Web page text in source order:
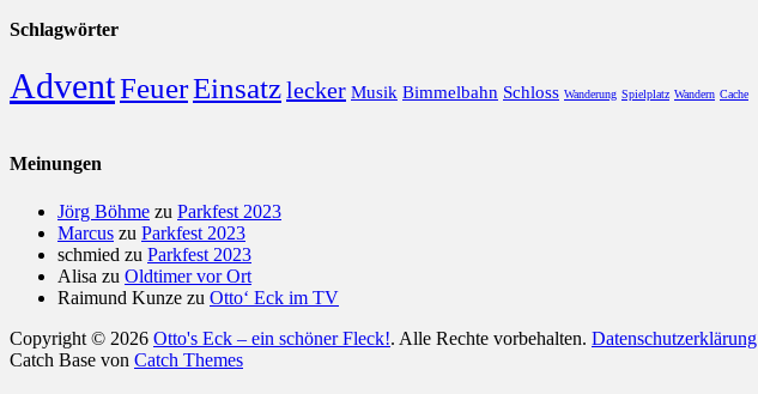
Schlagwörter
AdventFeuerEinsatzlecker Musik Bimmelbahn Schloss Wanderung Spielplatz Wandern Cache
Meinungen
Jörg Böhme zu Parkfest 2023
Marcus zu Parkfest 2023
schmied zu Parkfest 2023
Alisa zu Oldtimer vor Ort
Raimund Kunze zu Otto‘ Eck im TV
Copyright © 2026 Otto's Eck – ein schöner Fleck!. Alle Rechte vorbehalten. Datenschutzerklärung
Catch Base von Catch Themes